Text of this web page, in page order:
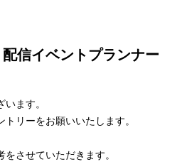
ます。
リーをお願いいたします。
させていただきます。